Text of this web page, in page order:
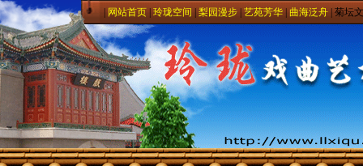
网站首页 玲珑空间 梨园漫步 艺苑芳华 曲海泛舟 菊坛